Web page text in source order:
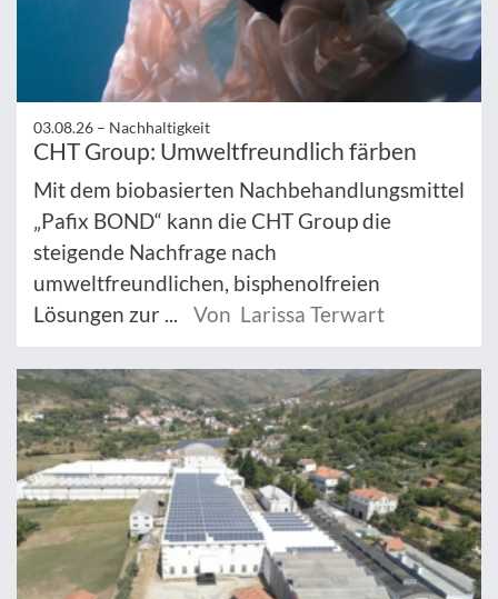
03.08.26 – Nachhaltigkeit
CHT Group: Umweltfreundlich färben
Mit dem biobasierten Nachbehandlungsmittel
„Pafix BOND“ kann die CHT Group die
steigende Nachfrage nach
umweltfreundlichen, bisphenolfreien
Lösungen zur ...
Von Larissa Terwart